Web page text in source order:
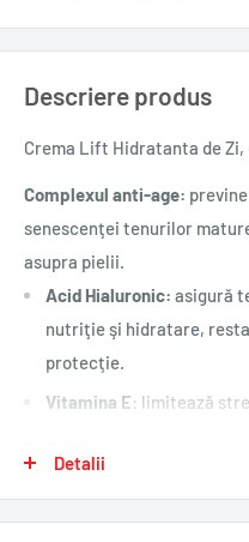
Descriere produs
Crema Lift Hidratanta de Zi,
Complexul anti-age:
senescenţei tenurilor
asupra pielii.
Acid Hialuronic: asigură
nutriţie şi hidratare,
protecţie.
Vitamina E: limitează
Juvinity
Detalii